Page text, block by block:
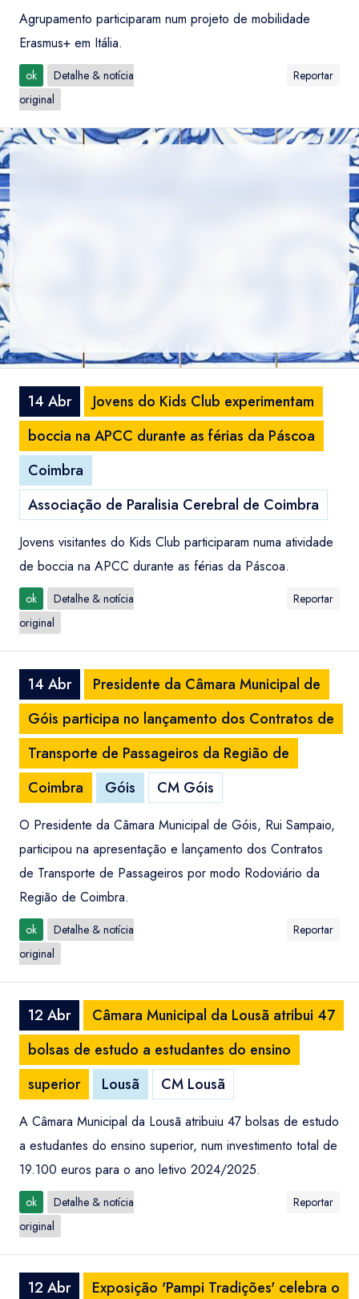
Agrupamento participaram num projeto de mobilidade
Erasmus+ em Itália.
ok
Detalhe & notícia
original
Reportar
14 Abr
Jovens do Kids Club experimentam
boccia na APCC durante as férias da Páscoa
Coimbra
Associação de Paralisia Cerebral de Coimbra
Jovens visitantes do Kids Club participaram numa atividade
de boccia na APCC durante as férias da Páscoa.
ok
Detalhe & notícia
original
Reportar
14 Abr
Presidente da Câmara Municipal de
Góis participa no lançamento dos Contratos de
Transporte de Passageiros da Região de
Coimbra
Góis CM Góis
O Presidente da Câmara Municipal de Góis, Rui Sampaio,
participou na apresentação e lançamento dos Contratos
de Transporte de Passageiros por modo Rodoviário da
Região de Coimbra.
ok
Detalhe & notícia
original
Reportar
12 Abr
Câmara Municipal da Lousã atribui 47
bolsas de estudo a estudantes do ensino
superior
Lousã CM Lousã
A Câmara Municipal da Lousã atribuiu 47 bolsas de estudo
a estudantes do ensino superior, num investimento total de
19.100 euros para o ano letivo 2024/2025.
ok
Detalhe & notícia
original
Reportar
12 Abr
Exposição 'Pampi Tradições' celebra o